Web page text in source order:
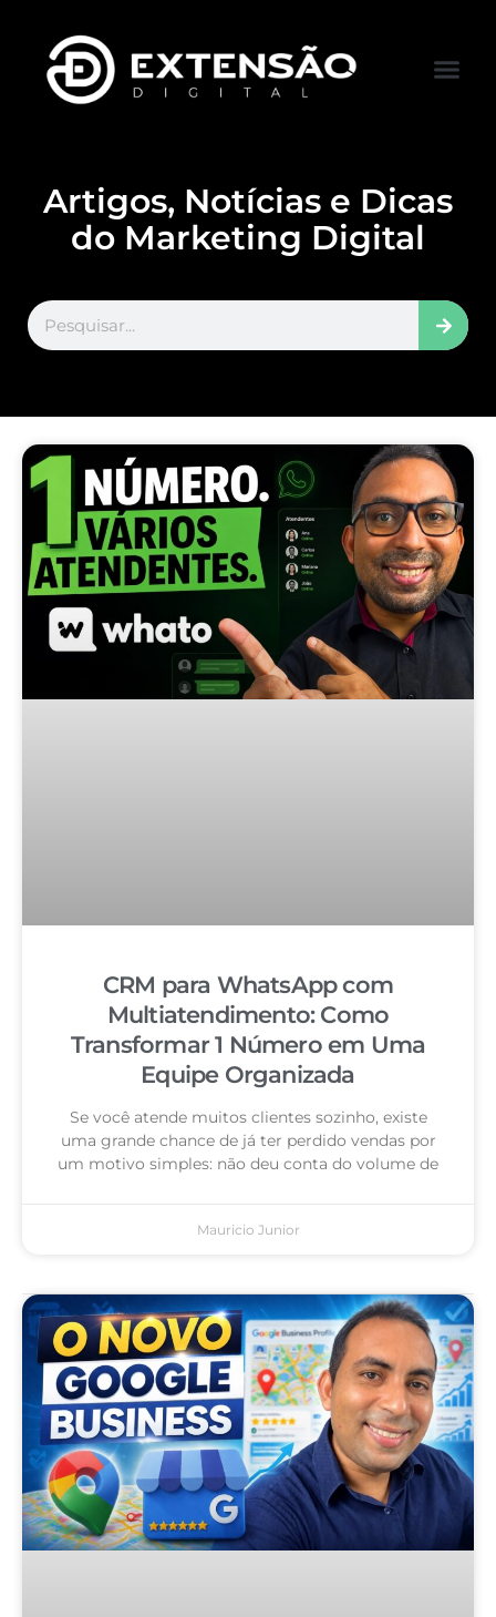
Artigos, Notícias e Dicas
do Marketing Digital
CRM para WhatsApp com
Multiatendimento: Como
Transformar 1 Número em Uma
Equipe Organizada
Se você atende muitos clientes sozinho, existe
uma grande chance de já ter perdido vendas por
um motivo simples: não deu conta do volume de
Mauricio Junior